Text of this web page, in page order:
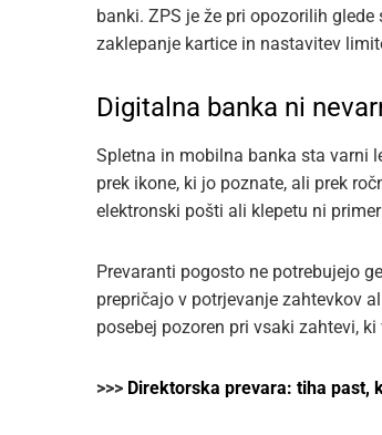
banki. ZPS je že pri opozorilih
zaklepanje kartice in nastavitev
Digitalna banka ni
Spletna in mobilna banka sta varni
prek ikone, ki jo poznate, ali prek
elektronski pošti ali klepetu ni
Prevaranti pogosto ne potrebujejo
prepričajo v potrjevanje zahtevkov
posebej pozoren pri vsaki zahtevi,
>>> Direktorska prevara: tiha past,